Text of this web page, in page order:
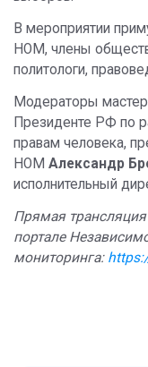
В мероприятии
НОМ, члены
политологи,
Модераторы
Президенте РФ по
правам человека,
НОМ Александр
исполнительный
Прямая трансляция
портале
мониторинга: